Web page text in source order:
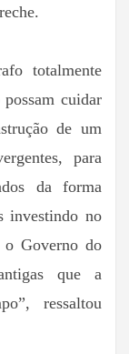
totalmente
cuidar
de um
para
da forma
investindo no
Governo do
que a
ressaltou